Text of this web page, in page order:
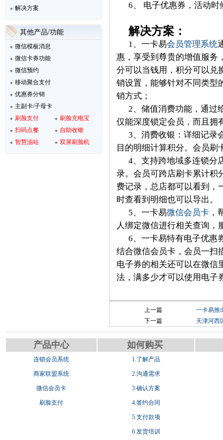
解决方案
其他产品/功能
微信模板消息
微信卡券功能
微信预约
移动聚合支付
优惠券分销
主副卡/子母卡
刷脸支付
扫码点餐
智慧油站
刷脸充电宝
自助收银
双屏刷脸机
6、 电子优惠券，活动时
解决方案：
1、一卡易会员管理系统
惠，享受到尊贵的增值服务
分可以当钱用，积分可以兑
销设置，能够针对不同类型
销方式；
2、储值消费功能，通过
仅能深度锁定会员，而且拥
3、消费收银：详细记录
目的明细计算积分。会员刷
4、支持跨地域多连锁分
录。会员可跨店刷卡累计积
费记录，总店都可以看到，
时查看到明细也可以导出。
5、一卡易微信会员卡 ，
人绑定微信进行相关查询，
6、一卡易特有电子优惠
结合微信会员卡，会员一扫
电子券的相关还可以在微信
法，满多少才可以使用电子
上一篇
一卡易推
下一篇
天津河西
产品中心 如何购买
连锁会员系统 1.了解产品
商家联盟系统 2.沟通需求
微信会员卡 3.确认方案
刷脸支付 4.签约合同
5.支付款项
6.发货培训